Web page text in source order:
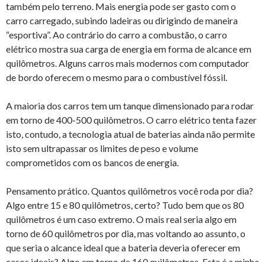
também pelo terreno. Mais energia pode ser gasto com o
carro carregado, subindo ladeiras ou dirigindo de maneira
“esportiva”. Ao contrário do carro a combustão, o carro
elétrico mostra sua carga de energia em forma de alcance em
quilômetros. Alguns carros mais modernos com computador
de bordo oferecem o mesmo para o combustível fóssil.
A maioria dos carros tem um tanque dimensionado para rodar
em torno de 400-500 quilômetros. O carro elétrico tenta fazer
isto, contudo, a tecnologia atual de baterias ainda não permite
isto sem ultrapassar os limites de peso e volume
comprometidos com os bancos de energia.
Pensamento prático. Quantos quilômetros você roda por dia?
Algo entre 15 e 80 quilômetros, certo? Tudo bem que os 80
quilômetros é um caso extremo. O mais real seria algo em
torno de 60 quilômetros por dia, mas voltando ao assunto, o
que seria o alcance ideal que a bateria deveria oferecer em